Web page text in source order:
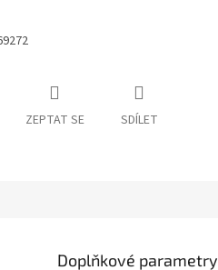
ZEPTAT SE SDÍLET
Doplňkové parametry